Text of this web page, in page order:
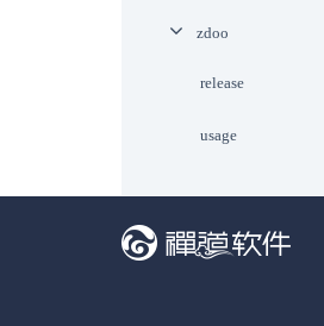
zdoo
release
usage